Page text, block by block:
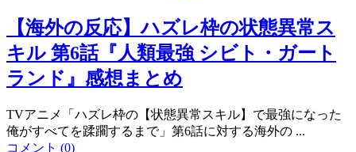
【海外の反応】ハズレ枠の状態異常ス
キル 第6話『人類最強 シビト・ガート
ランド』感想まとめ
TVアニメ「ハズレ枠の【状態異常スキル】で最強になった
俺がすべてを蹂躙するまで」第6話に対する海外の ...
コメント (0)